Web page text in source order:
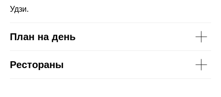
Удзи.
План на день
Рестораны